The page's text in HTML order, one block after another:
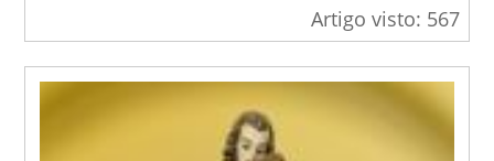
Artigo visto: 567